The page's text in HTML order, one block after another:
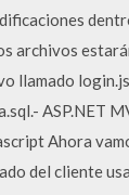
archivos
llamado
ASP.NET
Ahora
del cliente